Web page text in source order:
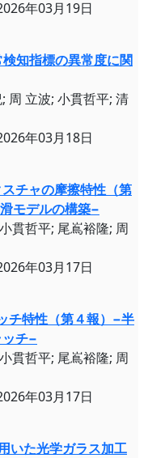
年03月19日
知指標の異常度に関
周 立波; 小貫哲平; 清
年03月18日
チャの摩擦特性（第
モデルの構築−
貫哲平; 尾嶌裕隆; 周
年03月17日
チ特性（第４報）−半
チ−
貫哲平; 尾嶌裕隆; 周
年03月17日
いた光学ガラス加工